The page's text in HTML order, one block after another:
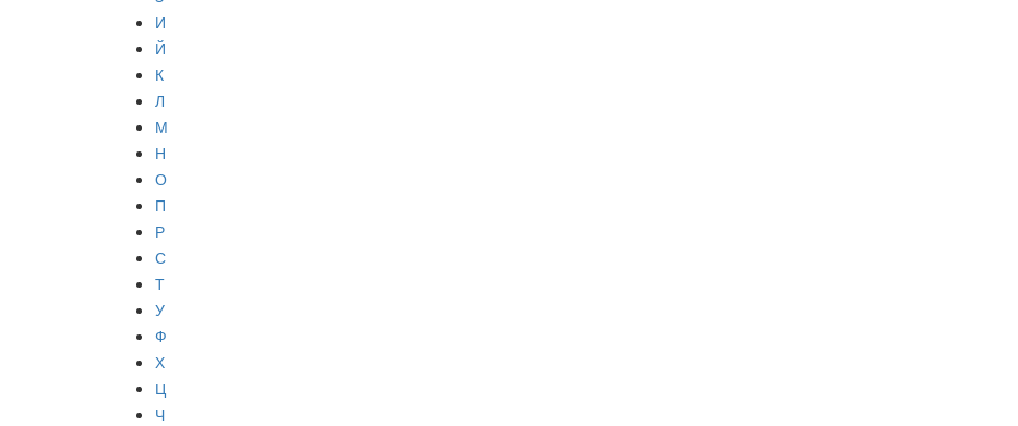
И
Й
К
Л
М
Н
О
П
Р
С
Т
У
Ф
Х
Ц
Ч